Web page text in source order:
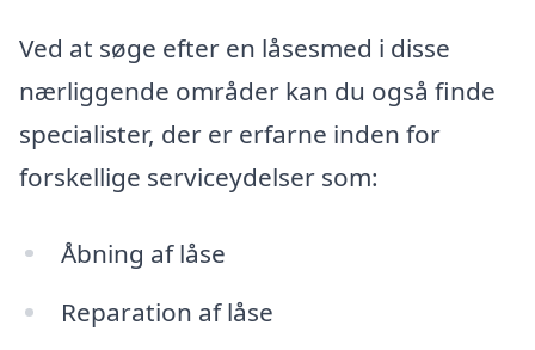
Ved at søge efter en låsesmed i disse
nærliggende områder kan du også finde
specialister, der er erfarne inden for
forskellige serviceydelser som:
Åbning af låse
Reparation af låse